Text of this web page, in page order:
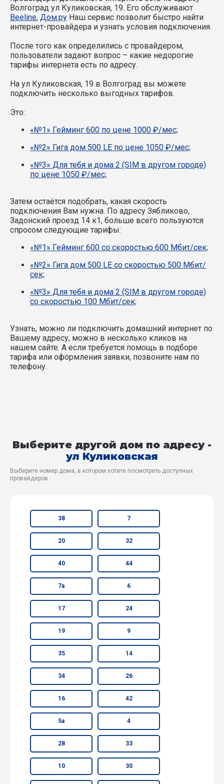
Волгоград ул Куликовская, 19. Его обслуживают
Beeline, Дом.ру Наш сервис позволит быстро найти
интернет-провайдера и узнать условия подключения.
После того как определились с провайдером,
пользователи задают вопрос – какие недорогие
тарифы интернета есть по адресу.
На ул Куликовская, 19 в Волгоград вы можете
подключить несколько выгодных тарифов.
Это:
«№1» Гейминг 600 по цене 1000 ₽/мес;
«№2» Гигa дом 500 LE по цене 1050 ₽/мес;
«№3» Для тебя и дома 2 (SIM в другом городе)
по цене 1050 ₽/мес;
Затем остаётся подобрать, какая скорость
подключения Вам нужна. По адресу Зябликово,
Задонский проезд 14 к1, больше всего пользуются
спросом следующие тарифы:
«№1» Гейминг 600 со скоростью 600 Мбит/сек;
«№2» Гигa дом 500 LE со скоростью 500 Мбит/
сек;
«№3» Для тебя и дома 2 (SIM в другом городе)
со скоростью 100 Мбит/сек;
Узнать, можно ли подключить домашний интернет по
Вашему адресу, можно в несколько кликов на
нашем сайте. А если требуется помощь в подборе
тарифа или оформления заявки, позвоните нам по
телефону.
Выберите другой дом по адресу -
ул Куликовская
Выберите номер дома, в котором хотите посмотреть доступных
провайдеров
38 7
20 32
40 44
7а 6
17 24
19 9
35 14
34 26
16 42
5а 4
28 33
10 30